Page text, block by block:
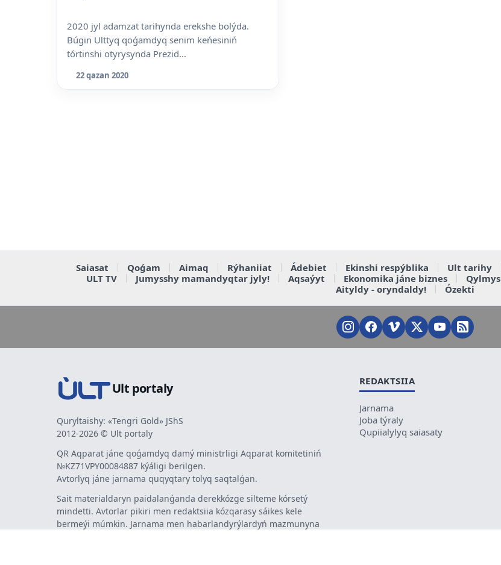
2020 jyl adamzat tarihynda erekshe bolýda.
Búgin Ulttyq qoǵamdyq senim keńesiniń
tórtinshi otyrysynda Prezid...
22 qazan 2020
Saiasat Qoǵam Aimaq Rýhaniiat Ádebiet Ekinshi respýblika Ult tarihy
ULT TV
Jumysshy mamandyqtar jyly! Aqsaýyt Ekonomika jáne biznes Qylmys
Aityldy - oryndaldy!
Ózekti
Ult portaly
Quryltaishy: «Tengri Gold» JShS
2012-2026 © Ult portaly
QR Aqparat jáne qoǵamdyq damý ministrligi Aqparat komitetiniń
№KZ71VPY00084887 kýáligi berilgen.
Avtorlyq jáne jarnama quqyqtary tolyq saqtalǵan.
Sait materialdaryn paidalanǵanda derekkózge silteme kórsetý
mindetti. Avtorlar pikiri men redaktsiia kózqarasy sáikes kele
bermeýi múmkin. Jarnama men habarlandyrýlardyń mazmunyna
REDAKTSIIA
Jarnama
Joba týraly
Qupiialylyq saiasaty